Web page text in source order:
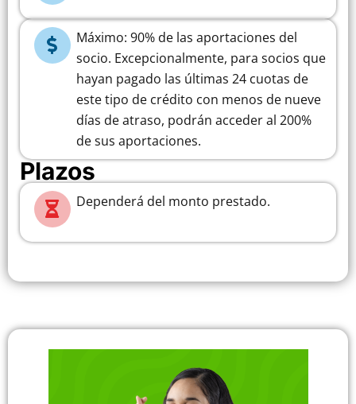
Máximo: 90% de las aportaciones del
socio. Excepcionalmente, para socios que
hayan pagado las últimas 24 cuotas de
este tipo de crédito con menos de nueve
días de atraso, podrán acceder al 200%
de sus aportaciones.​
Plazos
Dependerá del monto prestado.